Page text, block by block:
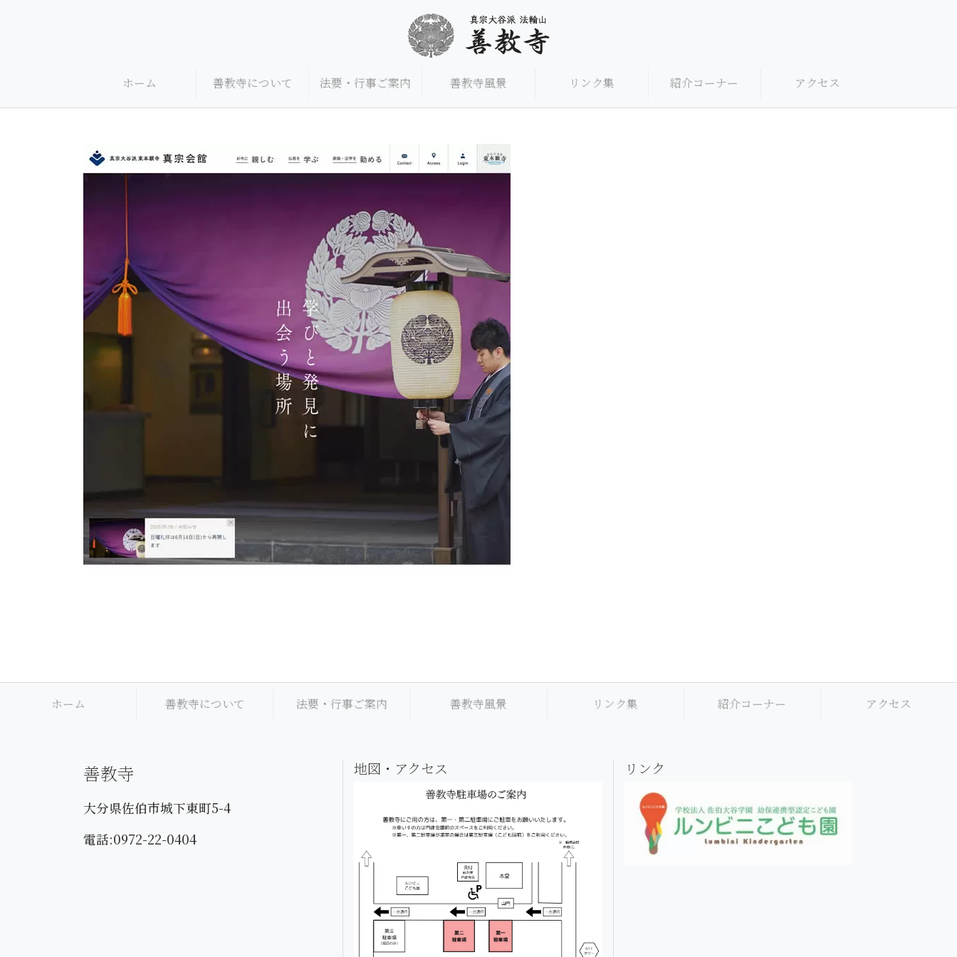
ホーム 善教寺について 法要・行事ご案内 善教寺風景 リンク集 紹介コーナー アクセス
ホーム 善教寺について 法要・行事ご案内 善教寺風景 リンク集 紹介コーナー アクセス
善教寺
大分県佐伯市城下東町5-4
電話:0972-22-0404
地図・アクセス リンク